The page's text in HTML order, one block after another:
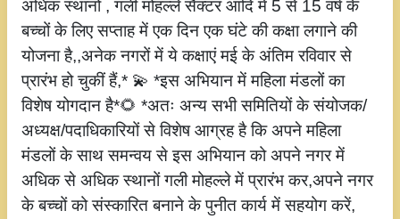
अधिक स्थानों , गली मोहल्ले सैक्टर आदि में 5 से 15 वर्ष के
बच्चों के लिए सप्ताह में एक दिन एक घंटे की कक्षा लगाने की
योजना है,,अनेक नगरों में ये कक्षाएं मई के अंतिम रविवार से
प्रारंभ हो चुकीं हैं,* 💫 *इस अभियान में महिला मंडलों का
विशेष योगदान है*🌻 *अतः अन्य सभी समितियों के संयोजक/
अध्यक्ष/पदाधिकारियों से विशेष आग्रह है कि अपने महिला
मंडलों के साथ समन्वय से इस अभियान को अपने नगर में
अधिक से अधिक स्थानों गली मोहल्ले में प्रारंभ कर,अपने नगर
के बच्चों को संस्कारित बनाने के पुनीत कार्य में सहयोग करें,